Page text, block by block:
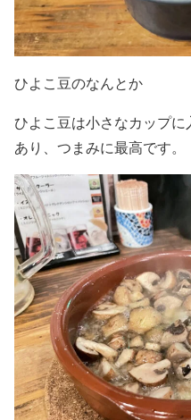
ひよこ豆のなんとか
ひよこ豆は小さなカップ
あり、つまみに最高です。